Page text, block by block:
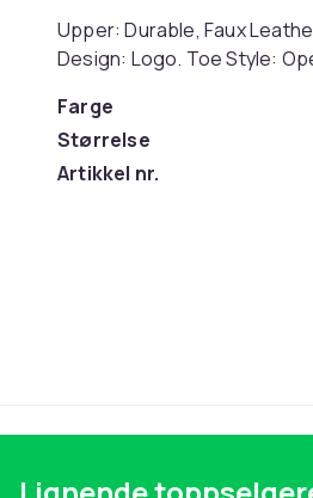
Upper: Durable, Faux
Design: Logo. Toe Style:
Farge
Størrelse
Artikkel nr.